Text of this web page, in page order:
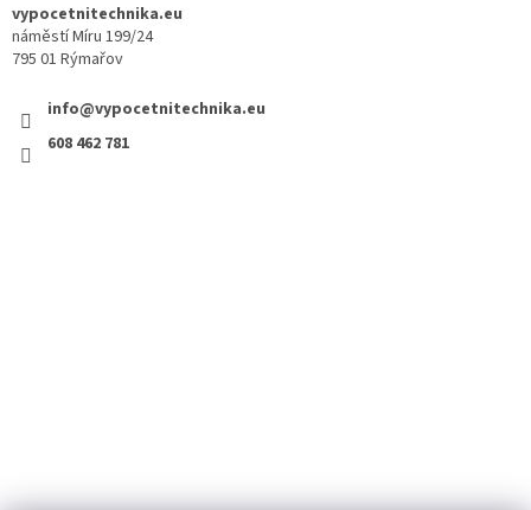
vypocetnitechnika.eu
náměstí Míru 199/24
795 01 Rýmařov
info@vypocetnitechnika.eu
608 462 781